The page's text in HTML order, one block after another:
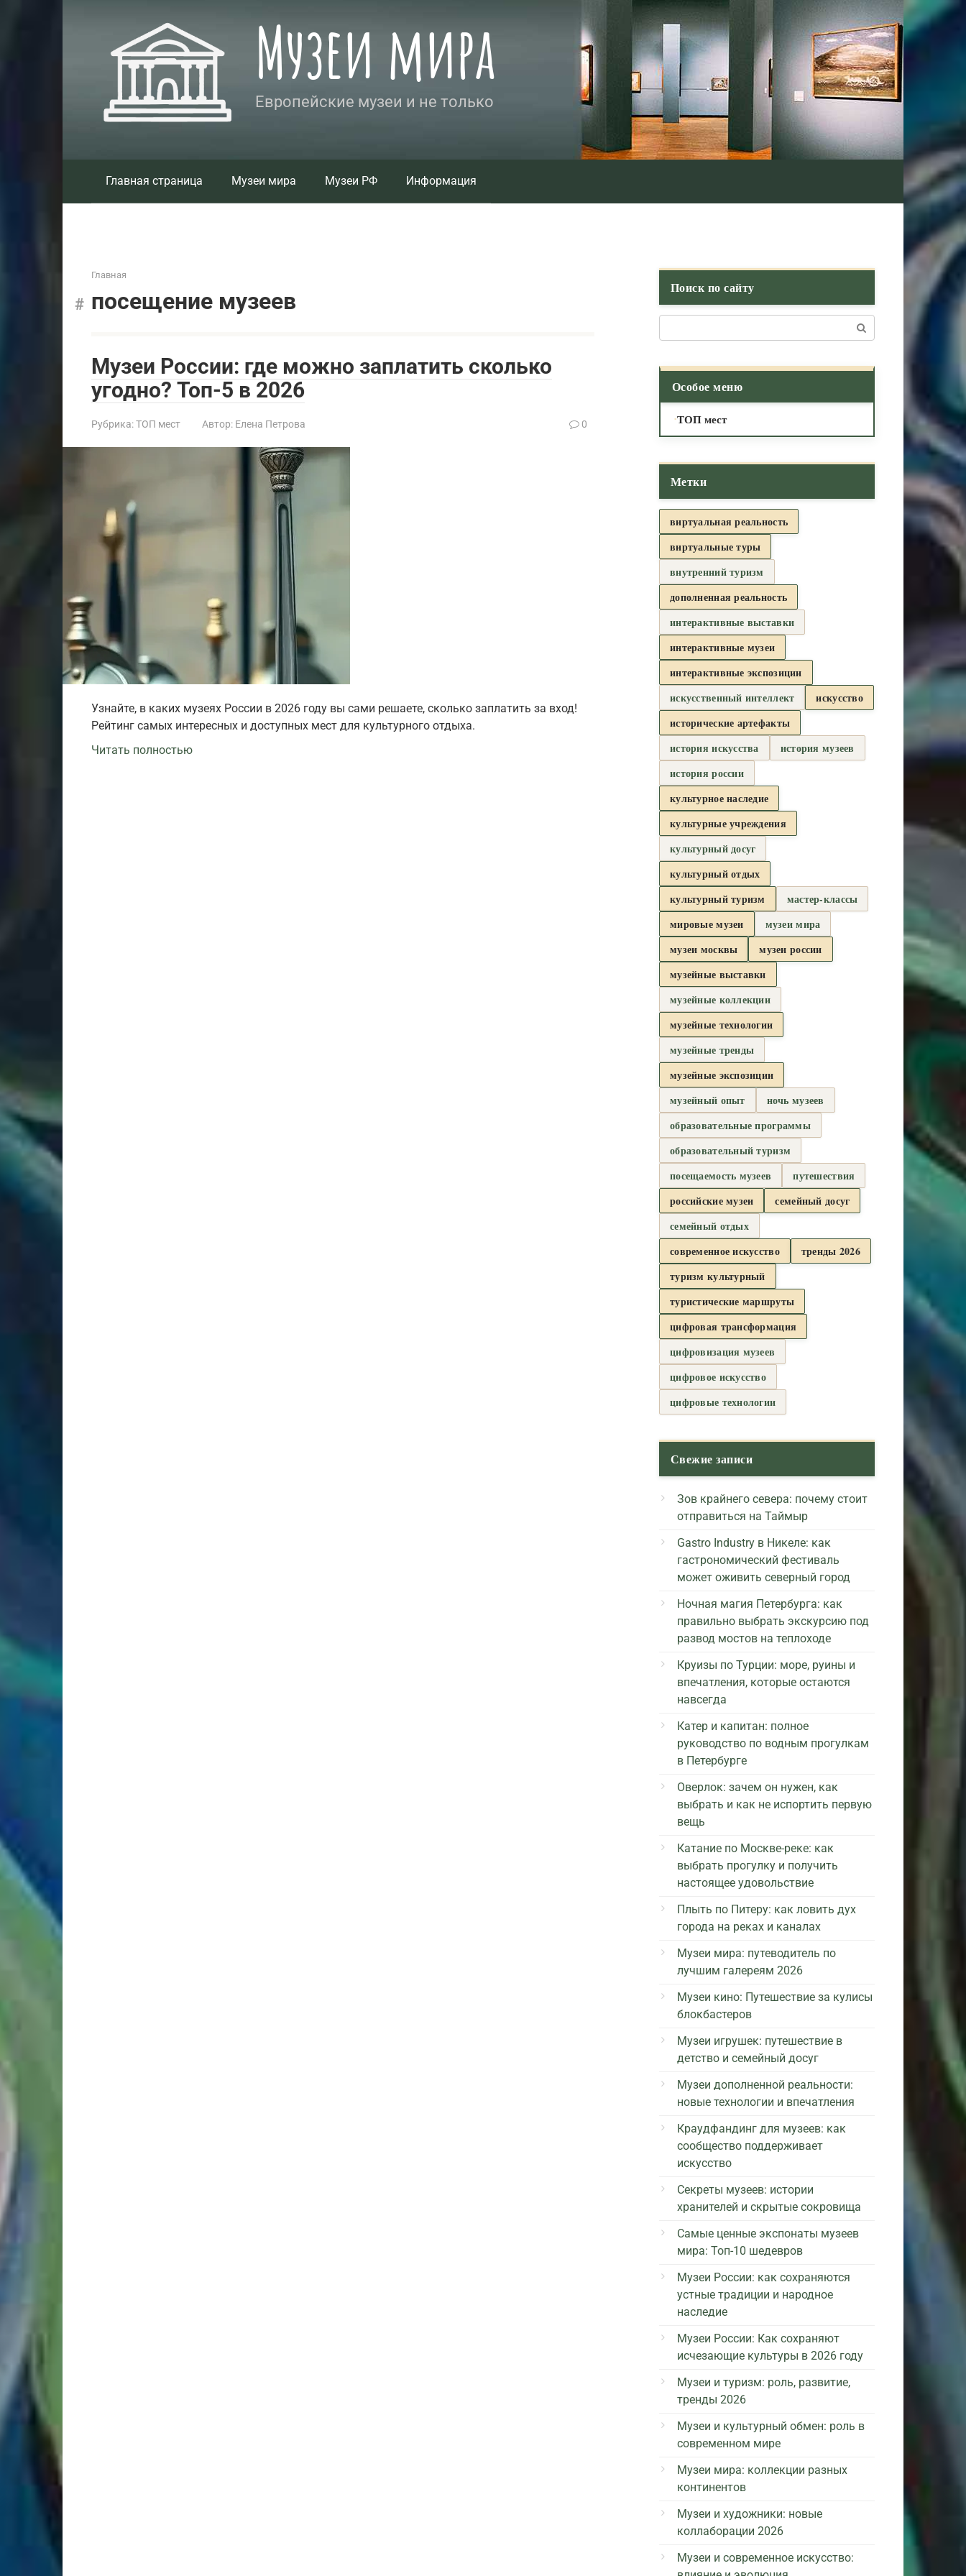
Музеи мира
Европейские музеи и не только
Главная страница Музеи мира Музеи РФ Информация
Главная
посещение музеев
Музеи России: где можно заплатить сколько
угодно? Топ-5 в 2026
Рубрика:ТОП мест Автор: Елена Петрова 0
Узнайте, в каких музеях России в 2026 году вы сами решаете, сколько заплатить за вход!
Рейтинг самых интересных и доступных мест для культурного отдыха.
Читать полностью
Поиск по сайту
Особое меню
ТОП мест
Метки
виртуальная реальность
виртуальные туры
внутренний туризм
дополненная реальность
интерактивные выставки
интерактивные музеи
интерактивные экспозиции
искусственный интеллект
искусство
исторические артефакты
история искусства
история музеев
история россии
культурное наследие
культурные учреждения
культурный досуг
культурный отдых
культурный туризм
мастер-классы
мировые музеи
музеи мира
музеи москвы
музеи россии
музейные выставки
музейные коллекции
музейные технологии
музейные тренды
музейные экспозиции
музейный опыт
ночь музеев
образовательные программы
образовательный туризм
посещаемость музеев
путешествия
российские музеи
семейный досуг
семейный отдых
современное искусство
тренды 2026
туризм культурный
туристические маршруты
цифровая трансформация
цифровизация музеев
цифровое искусство
цифровые технологии
Свежие записи
Зов крайнего севера: почему стоит
отправиться на Таймыр
Gastro Industry в Никеле: как
гастрономический фестиваль
может оживить северный город
Ночная магия Петербурга: как
правильно выбрать экскурсию под
развод мостов на теплоходе
Круизы по Турции: море, руины и
впечатления, которые остаются
навсегда
Катер и капитан: полное
руководство по водным прогулкам
в Петербурге
Оверлок: зачем он нужен, как
выбрать и как не испортить первую
вещь
Катание по Москве-реке: как
выбрать прогулку и получить
настоящее удовольствие
Плыть по Питеру: как ловить дух
города на реках и каналах
Музеи мира: путеводитель по
лучшим галереям 2026
Музеи кино: Путешествие за кулисы
блокбастеров
Музеи игрушек: путешествие в
детство и семейный досуг
Музеи дополненной реальности:
новые технологии и впечатления
Краудфандинг для музеев: как
сообщество поддерживает
искусство
Секреты музеев: истории
хранителей и скрытые сокровища
Самые ценные экспонаты музеев
мира: Топ-10 шедевров
Музеи России: как сохраняются
устные традиции и народное
наследие
Музеи России: Как сохраняют
исчезающие культуры в 2026 году
Музеи и туризм: роль, развитие,
тренды 2026
Музеи и культурный обмен: роль в
современном мире
Музеи мира: коллекции разных
континентов
Музеи и художники: новые
коллаборации 2026
Музеи и современное искусство: